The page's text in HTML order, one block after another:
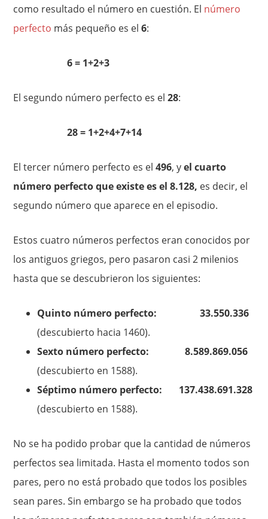
como resultado el número en cuestión. El número
perfecto más pequeño es el6:
6 = 1+2+3
El segundo número perfecto es el28:
28 = 1+2+4+7+14
El tercer número perfecto es el496, yel cuarto
número perfecto que existe es el 8.128, es decir, el
segundo número que aparece en el episodio.
Estos cuatro números perfectos eran conocidos por
los antiguos griegos, pero pasaron casi 2 milenios
hasta que se descubrieron los siguientes:
Quinto número perfecto: 33.550.336
(descubierto hacia 1460).
Sexto número perfecto: 8.589.869.056
(descubierto en 1588).
Séptimo número perfecto: 137.438.691.328
(descubierto en 1588).
No se ha podido probar que la cantidad de números
perfectos sea limitada. Hasta el momento todos son
pares, pero no está probado que todos los posibles
sean pares. Sin embargo se ha probado que todos